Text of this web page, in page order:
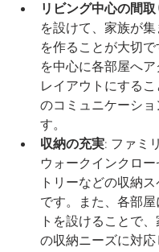
リビング中心の間取
を設けて、家族が
を作ることが大切
を中心に各部屋へ
レイアウトにする
のコミュニケーショ
す。
収納の充実: ファミ
ウォークインクロ
トリーなどの収納
です。また、各部
トを設けることで
の収納ニーズに対応